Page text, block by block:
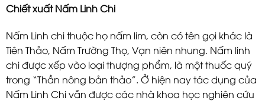
Chiết xuất Nấm Linh Chi
Nấm Linh chi thuộc họ nấm lim, còn có tên gọi khác là
Tiên Thảo, Nấm Trường Thọ, Vạn niên nhung. Nấm linh
chi được xếp vào loại thượng phẩm, là một thuốc quý
trong “Thần nông bản thảo”. Ở hiện nay tác dụng của
Nấm Linh Chi vẫn được các nhà khoa học nghiên cứu